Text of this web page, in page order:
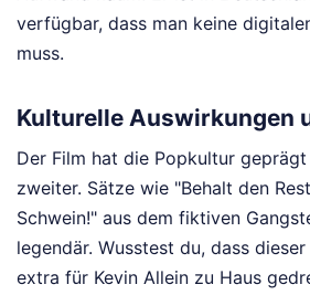
verfügbar, dass man keine
muss.
Kulturelle Auswirkungen
Der Film hat die Popkultur
zweiter. Sätze wie "Behalt den
Schwein!" aus dem fiktiven
legendär. Wusstest du, dass
extra für Kevin Allein zu Haus